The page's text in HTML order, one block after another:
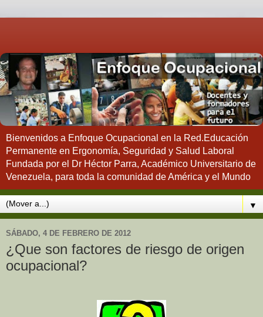
Bienvenidos a Enfoque Ocupacional en la Red.Educación
Permanente en Ergonomía, Seguridad y Salud Laboral
Fundada por el Dr Héctor Parra, Académico Universitario de
Venezuela, para toda la comunidad de América y el Mundo
▼
SÁBADO, 4 DE FEBRERO DE 2012
¿Que son factores de riesgo de origen
ocupacional?